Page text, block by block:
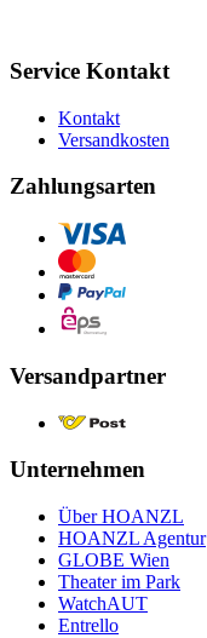
Service Kontakt
Kontakt
Versandkosten
Zahlungsarten
Versandpartner
Unternehmen
Über HOANZL
HOANZL Agentur
GLOBE Wien
Theater im Park
WatchAUT
Entrello